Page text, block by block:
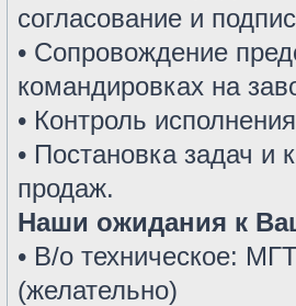
согласование и
• Сопровождение
командировках на
• Контроль
• Постановка задач и
продаж.
Наши ожидания к
• В/о техническое:
(желательно)